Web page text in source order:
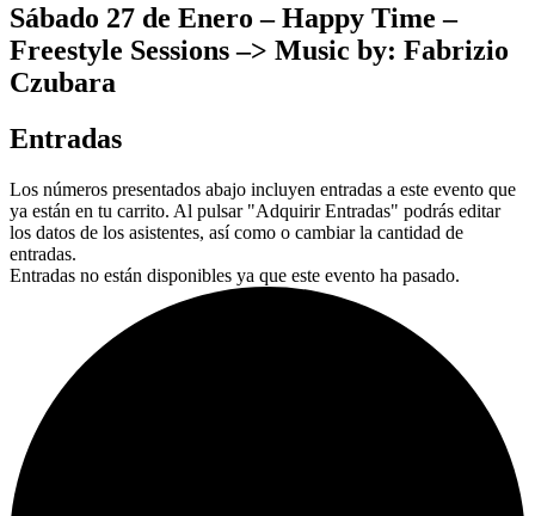
Sábado 27 de Enero – Happy Time –
Freestyle Sessions –> Music by: Fabrizio
Czubara
Entradas
Los números presentados abajo incluyen entradas a este evento que
ya están en tu carrito. Al pulsar "Adquirir Entradas" podrás editar
los datos de los asistentes, así como o cambiar la cantidad de
entradas.
Entradas no están disponibles ya que este evento ha pasado.